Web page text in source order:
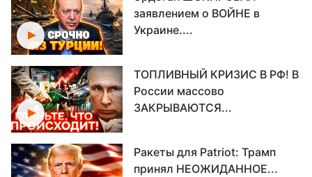
заявлением о ВОЙНЕ в
Украине....
ТОПЛИВНЫЙ КРИЗИС В РФ! В
России массово
ЗАКРЫВАЮТСЯ...
Ракеты для Patriot: Трамп
принял НЕОЖИДАННОЕ...